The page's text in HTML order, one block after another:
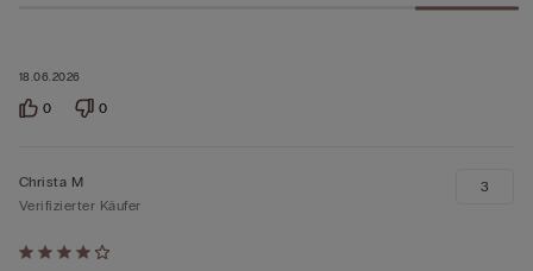
18.06.2026
0 0
Mit
Christa M
Verifizierter Käufer
3